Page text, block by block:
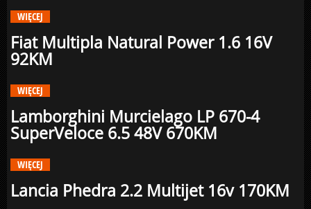
WIĘCEJ
Fiat Multipla Natural Power 1.6 16V
92KM
WIĘCEJ
Lamborghini Murcielago LP 670-4
SuperVeloce 6.5 48V 670KM
WIĘCEJ
Lancia Phedra 2.2 Multijet 16v 170KM